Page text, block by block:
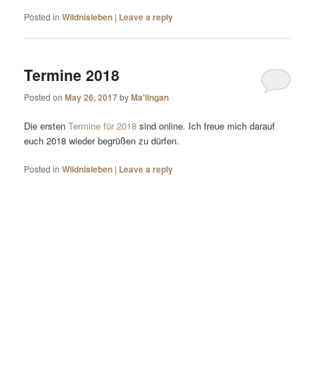
Posted in Wildnisleben | Leave a reply
Termine 2018
Posted onMay 26, 2017byMa'iingan
Die erstenTermine für 2018 sind online. Ich freue mich darauf
euch 2018 wieder begrüßen zu dürfen.
Posted in Wildnisleben | Leave a reply